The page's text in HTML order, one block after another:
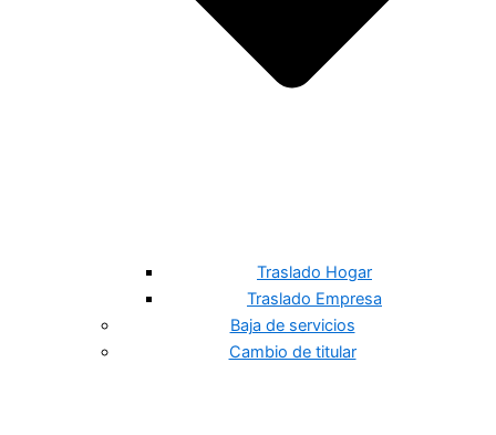
Traslado Hogar
Traslado Empresa
Baja de servicios
Cambio de titular